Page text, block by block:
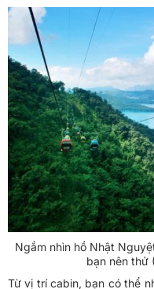
Ngắm nhìn hồ Nhật
bạn nên thử
Từ vị trí cabin, bạn có thể